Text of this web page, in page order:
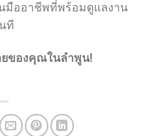
มืออาชีพที่พร้อมดูแลงาน
ที
ยของคุณในลำพูน!